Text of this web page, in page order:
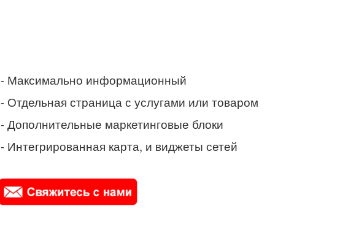
- Максимально информационный
- Отдельная страница с услугами или товаром
- Дополнительные маркетинговые блоки
- Интегрированная карта, и виджеты сетей